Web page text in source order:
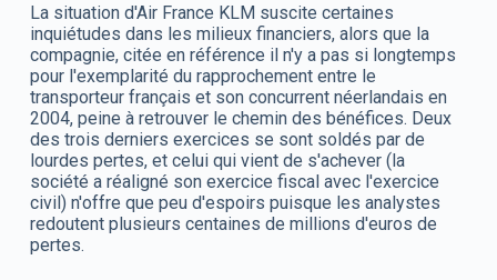
La situation d'Air France KLM suscite certaines
inquiétudes dans les milieux financiers, alors que la
compagnie, citée en référence il n'y a pas si longtemps
pour l'exemplarité du rapprochement entre le
transporteur français et son concurrent néerlandais en
2004, peine à retrouver le chemin des bénéfices. Deux
des trois derniers exercices se sont soldés par de
lourdes pertes, et celui qui vient de s'achever (la
société a réaligné son exercice fiscal avec l'exercice
civil) n'offre que peu d'espoirs puisque les analystes
redoutent plusieurs centaines de millions d'euros de
pertes.